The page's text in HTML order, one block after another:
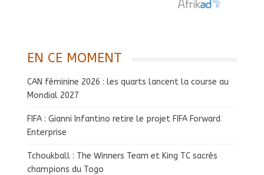
EN CE MOMENT
CAN féminine 2026 : les quarts lancent la course au
Mondial 2027
FIFA : Gianni Infantino retire le projet FIFA Forward
Enterprise
Tchoukball : The Winners Team et King TC sacrés
champions du Togo